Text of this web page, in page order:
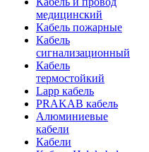
медицинский
Кабель пожарные
Кабель
сигнализационный
Кабель
термостойкий
Lapp кабель
PRAKAB кабель
Алюминиевые
кабели
Кабели